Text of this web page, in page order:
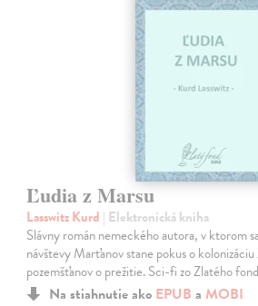
Ľudia z Marsu
Lasswitz Kurd | Elektronická kniha
Slávny román nemeckého autora, v ktorom
návštevy Marťanov stane pokus o kolonizáciu
pozemšťanov o prežitie. Sci-fi zo Zlatého
Na stiahnutie ako EPUB a MOBI